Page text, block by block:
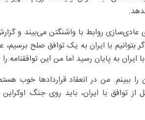
روابط با واشنگتن می‌بیند و
بتوانیم با ایران به یک توافق صلح برسیم،
به پایان رسید اما من این توافقنامه را
ببینم. من در انعقاد قراردادها خوب
با ایران، باید روی جنگ اوکراین